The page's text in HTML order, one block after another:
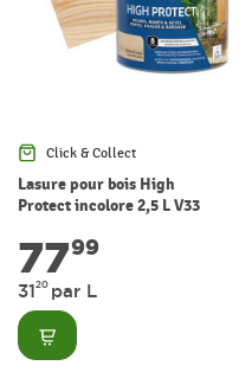
Click & Collect
Lasure pour bois High
Protect incolore 2,5 L V33
7799
3120 par L
Consulter